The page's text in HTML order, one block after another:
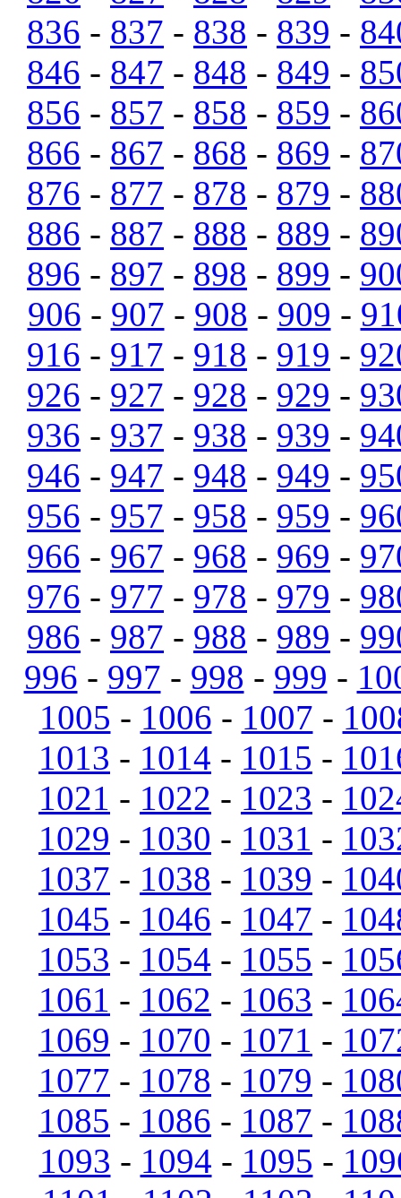
836 - 837 - 838 - 839 -
846 - 847 - 848 - 849 -
856 - 857 - 858 - 859 -
866 - 867 - 868 - 869 -
876 - 877 - 878 - 879 -
886 - 887 - 888 - 889 -
896 - 897 - 898 - 899 -
906 - 907 - 908 - 909 -
916 - 917 - 918 - 919 -
926 - 927 - 928 - 929 -
936 - 937 - 938 - 939 -
946 - 947 - 948 - 949 -
956 - 957 - 958 - 959 -
966 - 967 - 968 - 969 -
976 - 977 - 978 - 979 -
986 - 987 - 988 - 989 -
996 - 997 - 998 - 999 -
1005 - 1006 - 1007 -
1013 - 1014 - 1015 -
1021 - 1022 - 1023 -
1029 - 1030 - 1031 -
1037 - 1038 - 1039 -
1045 - 1046 - 1047 -
1053 - 1054 - 1055 -
1061 - 1062 - 1063 -
1069 - 1070 - 1071 -
1077 - 1078 - 1079 -
1085 - 1086 - 1087 -
1093 - 1094 - 1095 -